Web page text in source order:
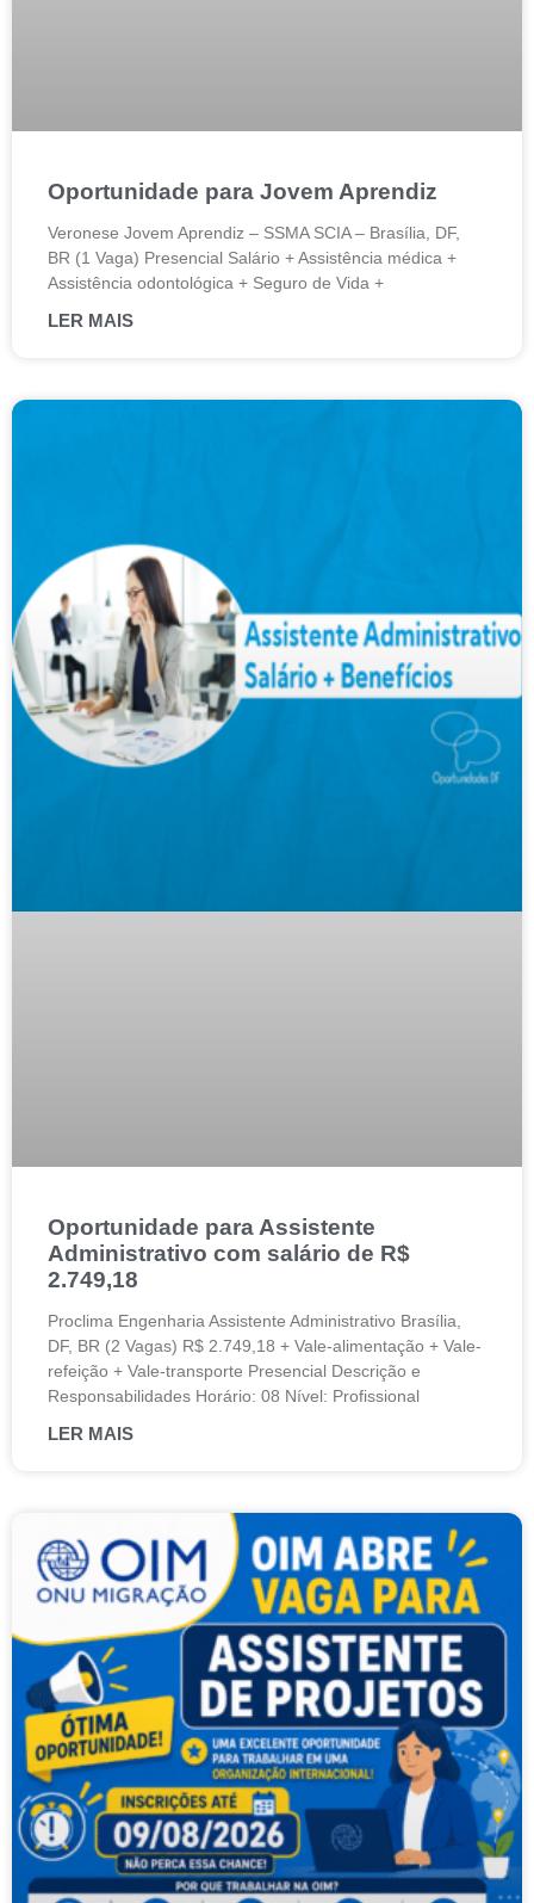
Oportunidade para Jovem Aprendiz
Veronese Jovem Aprendiz – SSMA SCIA – Brasília, DF,
BR (1 Vaga) Presencial Salário + Assistência médica +
Assistência odontológica + Seguro de Vida +
LER MAIS
Oportunidade para Assistente
Administrativo com salário de R$
2.749,18
Proclima Engenharia Assistente Administrativo Brasília,
DF, BR (2 Vagas) R$ 2.749,18 + Vale-alimentação + Vale-
refeição + Vale-transporte Presencial Descrição e
Responsabilidades Horário: 08 Nível: Profissional
LER MAIS